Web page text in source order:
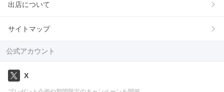
出店について
サイトマップ
公式アカウント
X